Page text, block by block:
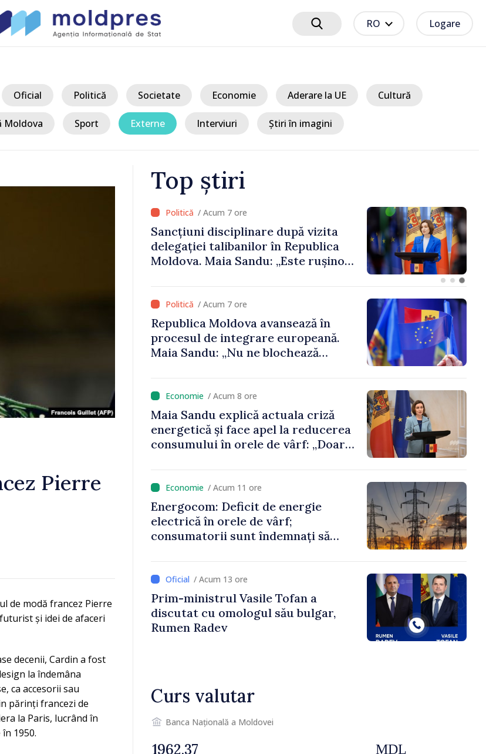
RO Logare
Oficial Politică Societate Economie Aderare la UE Cultură
Moldova Sport Externe Interviuri Știri în imagini
Pierre
de modă francez Pierre
și idei de afaceri
decenii, Cardin a fost
la îndemâna
ca accesorii sau
părinți francezi de
la Paris, lucrând în
1950.
Top știri
/ Acum 7 ore
Sancțiuni disciplinare după vizita
delegației talibanilor în Republica
Moldova. Maia Sandu: „Este rușinos
/ Acum 7 ore
Republica Moldova avansează în
procesul de integrare europeană.
Maia Sandu: „Nu ne blochează
/ Acum 8 ore
Maia Sandu explică actuala criză
energetică și face apel la reducerea
consumului în orele de vârf: „Doar
/ Acum 11 ore
Energocom: Deficit de energie
electrică în orele de vârf;
consumatorii sunt îndemnați să
/ Acum 13 ore
Prim-ministrul Vasile Tofan a
discutat cu omologul său bulgar,
Rumen Radev
Curs valutar
Banca Națională a Moldovei
MDL